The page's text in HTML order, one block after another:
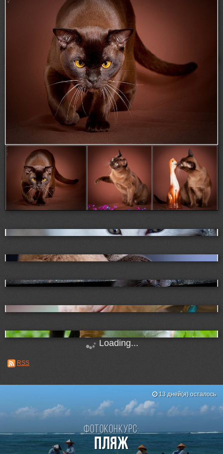
Loading...
RSS
Фотоконкурс:
Пляж
13 дней(я) осталось